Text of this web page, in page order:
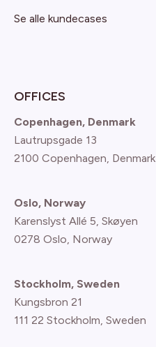
Se alle kundecases
OFFICES
Copenhagen, Denmark
Lautrupsgade 13
2100 Copenhagen, Denmark
Oslo, Norway
Karenslyst Allé 5, Skøyen
0278 Oslo, Norway
Stockholm, Sweden
Kungsbron 21
111 22 Stockholm, Sweden